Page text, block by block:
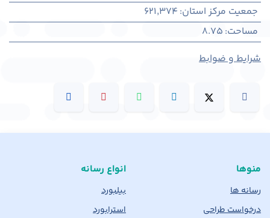
جمعیت مرکز استان:
621,374
مساحت:
8.75
شرایط و ضوابط
منوها
رسانه ها
درخواست طراحی
انواع رسانه
بیلبورد
استرابورد